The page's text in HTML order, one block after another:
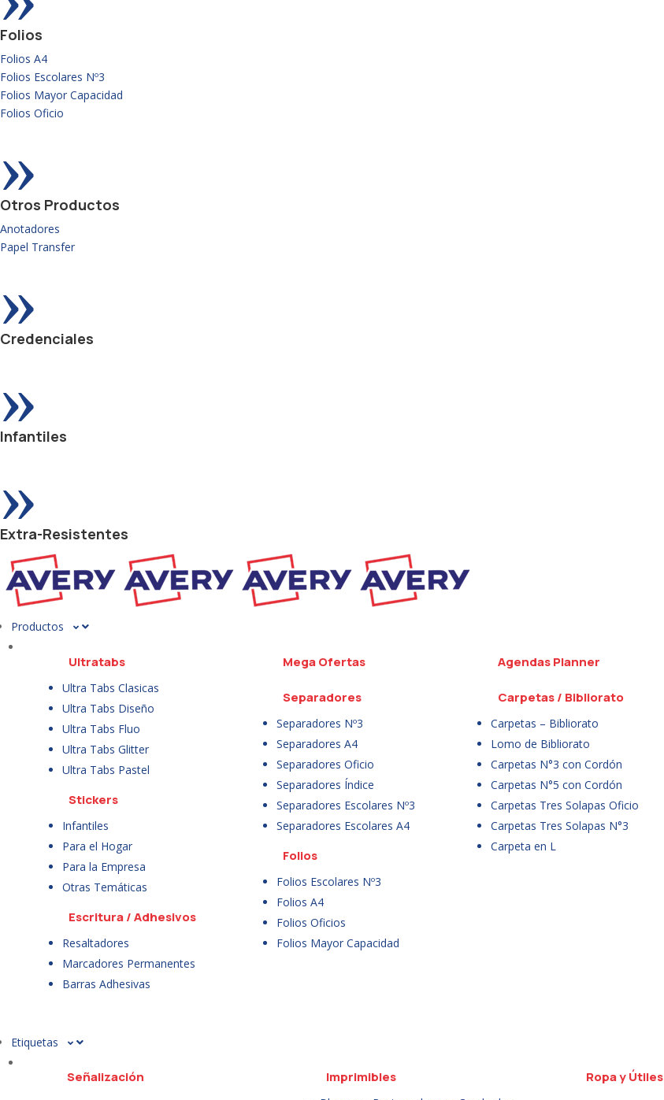
Folios
Folios A4
Folios Escolares Nº3
Folios Mayor Capacidad
Folios Oficio
»
Otros Productos
Anotadores
Papel Transfer
»
Credenciales
»
Infantiles
»
Extra-Resistentes
Productos
Ultratabs
Ultra Tabs Clasicas
Ultra Tabs Diseño
Ultra Tabs Fluo
Ultra Tabs Glitter
Ultra Tabs Pastel
Stickers
Infantiles
Para el Hogar
Para la Empresa
Otras Temáticas
Escritura / Adhesivos
Resaltadores
Marcadores Permanentes
Barras Adhesivas
Mega Ofertas
Separadores
Separadores Nº3
Separadores A4
Separadores Oficio
Separadores Índice
Separadores Escolares Nº3
Separadores Escolares A4
Folios
Folios Escolares Nº3
Folios A4
Folios Oficios
Folios Mayor Capacidad
Agendas Planner
Carpetas / Bibliorato
Carpetas – Bibliorato
Lomo de Bibliorato
Carpetas N°3 con Cordón
Carpetas N°5 con Cordón
Carpetas Tres Solapas Oficio
Carpetas Tres Solapas N°3
Carpeta en L
Etiquetas
Señalización Imprimibles Ropa y Útiles